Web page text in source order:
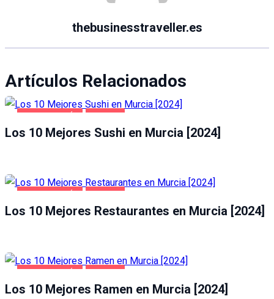
thebusinesstraveller.es
Artículos Relacionados
Los 10 Mejores Sushi en Murcia [2024]
Los 10 Mejores Restaurantes en Murcia [2024]
Los 10 Mejores Ramen en Murcia [2024]